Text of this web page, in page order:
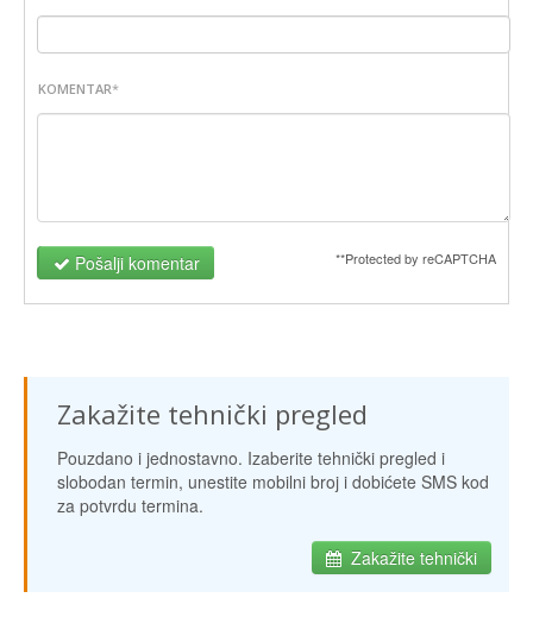
KOMENTAR*
Pošalji komentar **Protected by reCAPTCHA
Zakažite tehnički pregled
Pouzdano i jednostavno. Izaberite tehnički pregled i
slobodan termin, unestite mobilni broj i dobićete SMS kod
za potvrdu termina.
Zakažite tehnički